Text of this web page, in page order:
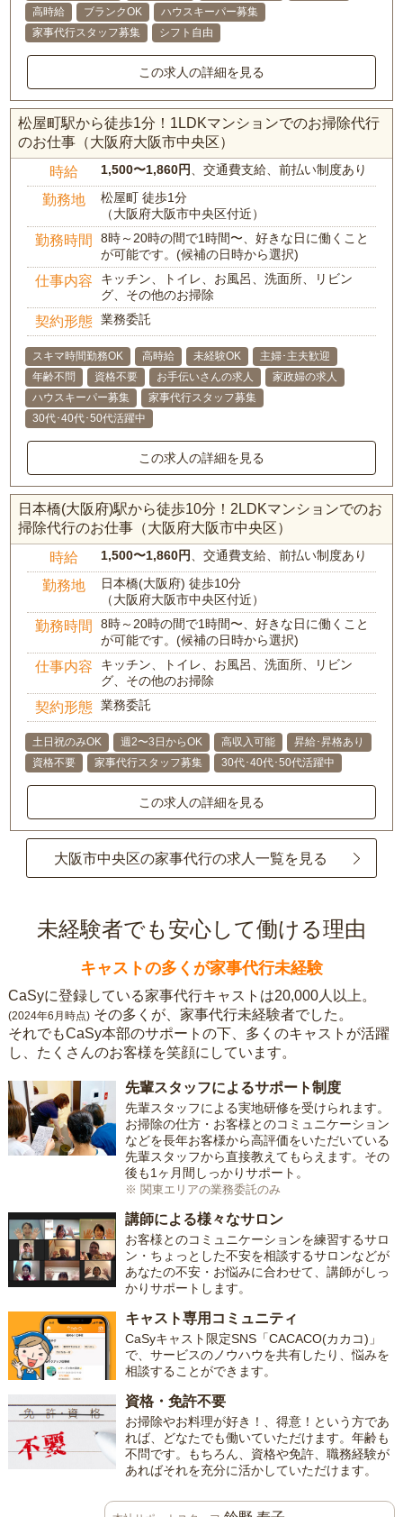
高時給 ブランクOK
ハウスキーパー募集
家事代行スタッフ募集
シフト自由
この求人の詳細を見る
松屋町駅から徒歩1分！1LDKマンションでのお掃除代行
のお仕事（大阪府大阪市中央区）
時給 1,500〜1,860円 、交通費支給、前払い制度あり
勤務地
松屋町 徒歩1分
（大阪府大阪市中央区付近）
勤務時間
8時～20時の間で1時間〜、好きな日に働くこと
が可能です。(候補の日時から選択)
仕事内容
キッチン、トイレ、お風呂、洗面所、リビン
グ、その他のお掃除
契約形態 業務委託
スキマ時間勤務OK 高時給 未経験OK
主婦･主夫歓迎
年齢不問
資格不要 お手伝いさんの求人
家政婦の求人
ハウスキーパー募集
家事代行スタッフ募集
30代･40代･50代活躍中
この求人の詳細を見る
日本橋(大阪府)駅から徒歩10分！2LDKマンションでのお
掃除代行のお仕事（大阪府大阪市中央区）
時給 1,500〜1,860円 、交通費支給、前払い制度あり
勤務地
日本橋(大阪府) 徒歩10分
（大阪府大阪市中央区付近）
勤務時間
8時～20時の間で1時間〜、好きな日に働くこと
が可能です。(候補の日時から選択)
仕事内容
キッチン、トイレ、お風呂、洗面所、リビン
グ、その他のお掃除
契約形態 業務委託
土日祝のみOK 週2〜3日からOK 高収入可能
昇給･昇格あり
資格不要
家事代行スタッフ募集 30代･40代･50代活躍中
この求人の詳細を見る
大阪市中央区の家事代行の求人一覧を見る
未経験者でも安心して働ける理由
キャストの多くが家事代行未経験
CaSyに登録している家事代行キャストは20,000人以上。
(2024年6月時点) その多くが、家事代行未経験者でした。
それでもCaSy本部のサポートの下、多くのキャストが活躍
し、たくさんのお客様を笑顔にしています。
先輩スタッフによるサポート制度
先輩スタッフによる実地研修を受けられます。
お掃除の仕方・お客様とのコミュニケーション
などを長年お客様から高評価をいただいている
先輩スタッフから直接教えてもらえます。その
後も1ヶ月間しっかりサポート。
※ 関東エリアの業務委託のみ
講師による様々なサロン
お客様とのコミュニケーションを練習するサロ
ン・ちょっとした不安を相談するサロンなどが
あなたの不安・お悩みに合わせて、講師がしっ
かりサポートします。
キャスト専用コミュニティ
CaSyキャスト限定SNS「CACACO(カカコ)」
で、サービスのノウハウを共有したり、悩みを
相談することができます。
資格・免許不要
お掃除やお料理が好き！、得意！という方であ
れば、どなたでも働いていただけます。年齢も
不問です。もちろん、資格や免許、職務経験が
あればそれを充分に活かしていただけます。